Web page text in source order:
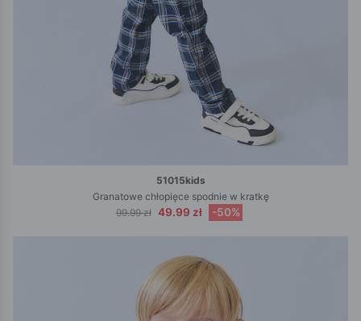
51015kids
Granatowe chłopięce spodnie w kratkę
99.99 zł 49.99 zł -50%